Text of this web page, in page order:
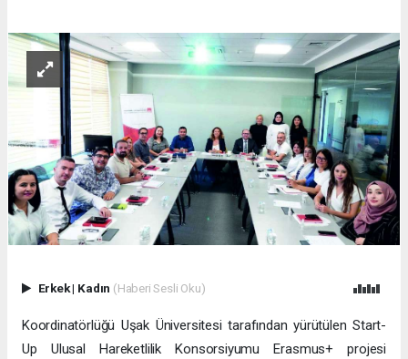
Erkek| Kadın (Haberi Sesli Oku)
Koordinatörlüğü Uşak Üniversitesi tarafından yürütülen Start-
Up Ulusal Hareketlilik Konsorsiyumu Erasmus+ projesi